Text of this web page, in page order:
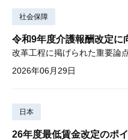
社会保障
令和9年度介護報酬改定に
改革工程に掲げられた重要論
2026年06月29日
日本
26年度最低賃金改定のポ